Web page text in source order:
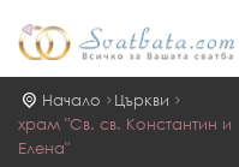
Начало
Църкви
храм "Св. св. Константин и
Елена"